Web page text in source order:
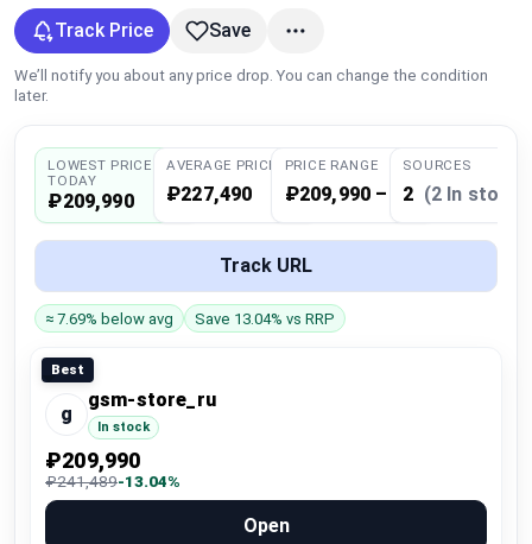
Blog
Plans & Pricing
Track Price Save
We’ll notify you about any price drop. You can change the condition
later.
LOWEST PRICE
TODAY
₽209,990
AVERAGE PRICE
₽227,490
PRICE RANGE
₽209,990 – 244,990
SOURCES
2 (2 In stock)
Track URL
≈ 7.69% below avg Save 13.04% vs RRP
Best
g
gsm-store_ru
In stock
₽209,990
₽241,489-13.04%
Open